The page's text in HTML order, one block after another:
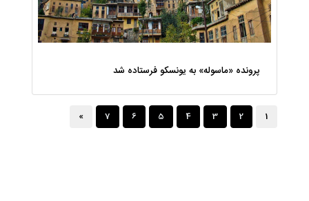
پرونده «ماسوله» به یونسکو فرستاده شد